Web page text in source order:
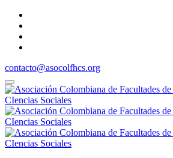
contacto@asocolfhcs.org